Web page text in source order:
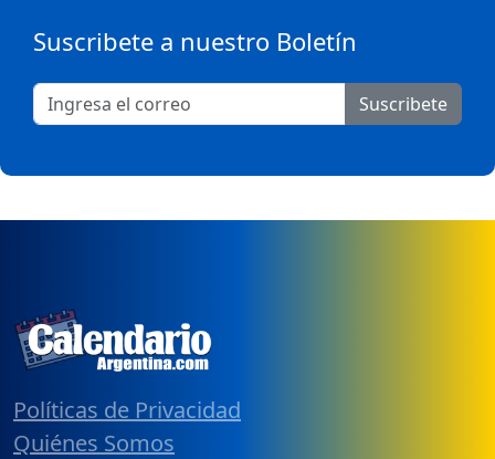
Suscribete a nuestro Boletín
Suscribete
Políticas de Privacidad
Quiénes Somos